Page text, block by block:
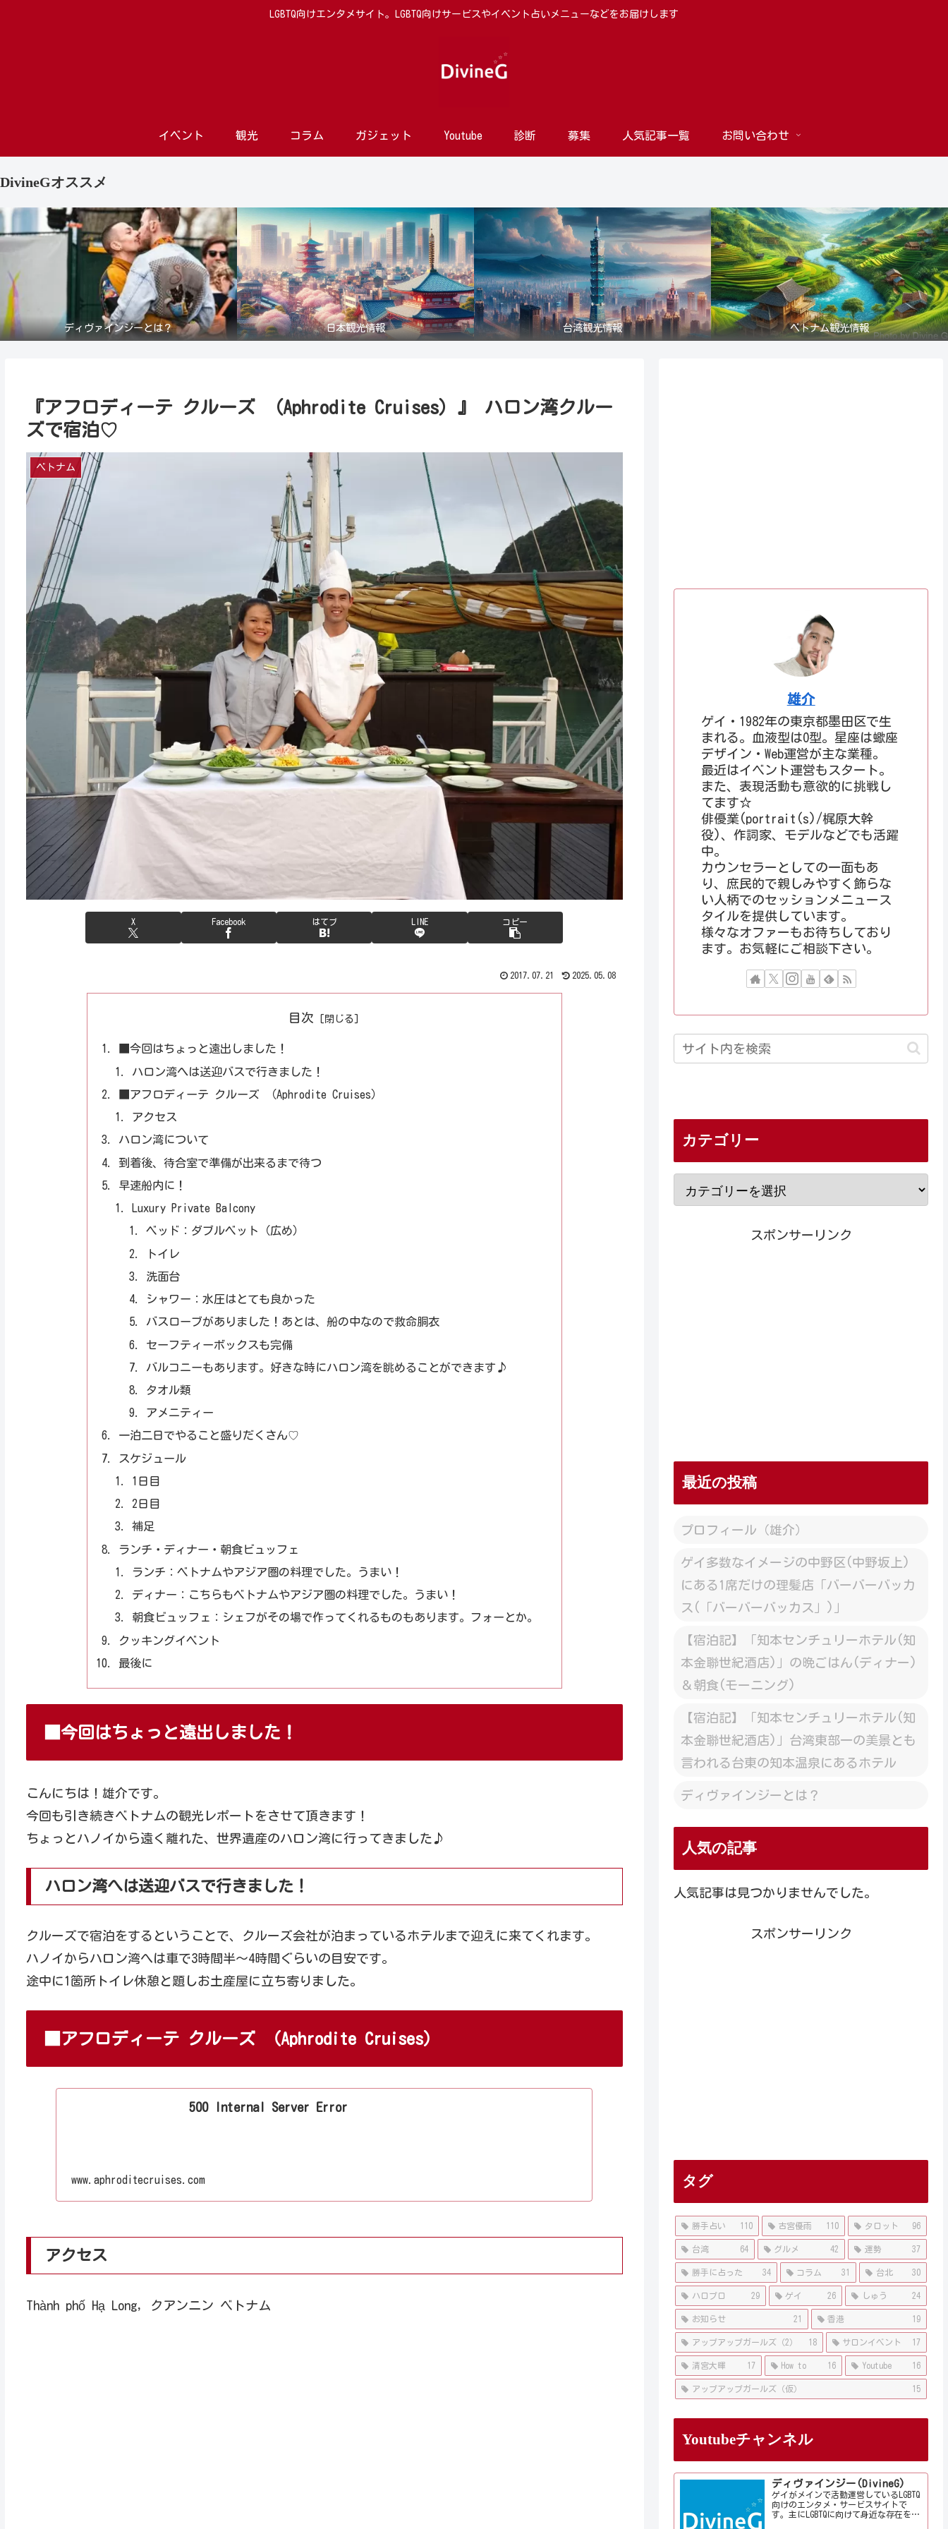
LGBTQ向けエンタメサイト。LGBTQ向けサービスやイベント占いメニューなどをお届けします
イベント 観光 コラム ガジェット Youtube 診断 募集 人気記事一覧 お問い合わせ
DivineGオススメ
ディヴァインジーとは？ 日本観光情報 台湾観光情報 ベトナム観光情報
『アフロディーテ クルーズ （Aphrodite Cruises）』 ハロン湾クルー
ズで宿泊♡
ベトナム
X Facebook はてブ LINE コピー
2017.07.21 2025.05.08
目次
■今回はちょっと遠出しました！
ハロン湾へは送迎バスで行きました！
■アフロディーテ クルーズ （Aphrodite Cruises）
アクセス
ハロン湾について
到着後、待合室で準備が出来るまで待つ
早速船内に！
Luxury Private Balcony
ベッド：ダブルベット（広め）
トイレ
洗面台
シャワー：水圧はとても良かった
バスローブがありました！あとは、船の中なので救命胴衣
セーフティーボックスも完備
バルコニーもあります。好きな時にハロン湾を眺めることができます♪
タオル類
アメニティー
一泊二日でやること盛りだくさん♡
スケジュール
1日目
2日目
補足
ランチ・ディナー・朝食ビュッフェ
ランチ：ベトナムやアジア圏の料理でした。うまい！
ディナー：こちらもベトナムやアジア圏の料理でした。うまい！
朝食ビュッフェ：シェフがその場で作ってくれるものもあります。フォーとか。
クッキングイベント
最後に
■今回はちょっと遠出しました！
こんにちは！雄介です。
今回も引き続きベトナムの観光レポートをさせて頂きます！
ちょっとハノイから遠く離れた、世界遺産のハロン湾に行ってきました♪
ハロン湾へは送迎バスで行きました！
クルーズで宿泊をするということで、クルーズ会社が泊まっているホテルまで迎えに来てくれます。
ハノイからハロン湾へは車で3時間半～4時間ぐらいの目安です。
途中に1箇所トイレ休憩と題しお土産屋に立ち寄りました。
■アフロディーテ クルーズ （Aphrodite Cruises）
500 Internal Server Error
www.aphroditecruises.com
アクセス
Thành phố Hạ Long, クアンニン ベトナム
雄介
ゲイ・1982年の東京都墨田区で生
まれる。血液型はO型。星座は蠍座
デザイン・Web運営が主な業種。
最近はイベント運営もスタート。
また、表現活動も意欲的に挑戦し
てます☆
俳優業(portrait(s)/梶原大幹
役)、作詞家、モデルなどでも活躍
中。
カウンセラーとしての一面もあ
り、庶民的で親しみやすく飾らな
い人柄でのセッションメニュース
タイルを提供しています。
様々なオファーもお待ちしており
ます。お気軽にご相談下さい。
カテゴリー
スポンサーリンク
最近の投稿
プロフィール（雄介）
ゲイ多数なイメージの中野区(中野坂上)
にある1席だけの理髪店「バーバーバッカ
ス(「バーバーバッカス」)」
【宿泊記】「知本センチュリーホテル(知
本金聯世紀酒店)」の晩ごはん(ディナー)
＆朝食(モーニング)
【宿泊記】「知本センチュリーホテル(知
本金聯世紀酒店)」台湾東部一の美景とも
言われる台東の知本温泉にあるホテル
ディヴァインジーとは？
人気の記事
人気記事は見つかりませんでした。
スポンサーリンク
タグ
勝手占い 110 古宮優雨 110 タロット 96
台湾 64 グルメ 42 運勢 37
勝手に占った 34 コラム 31 台北 30
ハロプロ 29 ゲイ 26 しゅう 24
お知らせ 21 香港 19
アップアップガールズ（2） 18 サロンイベント 17
清宮大暉 17 How to 16 Youtube 16
アップアップガールズ（仮） 15
Youtubeチャンネル
ディヴァインジー(DivineG)
ゲイがメインで活動運営しているLGBTQ
向けのエンタメ・サービスサイトで
す。主にLGBTQに向けて身近な存在を意